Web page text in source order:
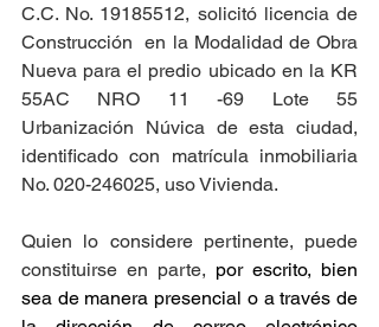
C.C. No. 19185512, solicitó licencia de
Construcción  en la Modalidad de Obra
Nueva para el predio ubicado en la KR
55AC NRO 11 -69 Lote 55
Urbanización Núvica de esta ciudad,
identificado con matrícula inmobiliaria
No. 020-246025, uso Vivienda.
Quien lo considere pertinente, puede
constituirse en parte, por escrito, bien
sea de manera presencial o a través de